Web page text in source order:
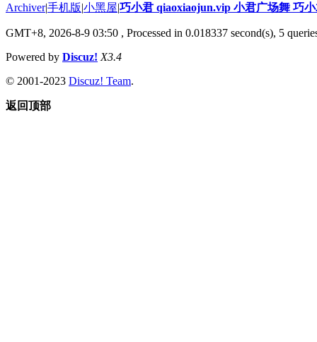
Archiver|手机版|小黑屋|巧小君 qiaoxiaojun.vip 小君广场舞 巧
GMT+8, 2026-8-9 03:50 , Processed in 0.018337 second(s), 5
Powered by Discuz! X3.4
© 2001-2023 Discuz! Team.
返回顶部